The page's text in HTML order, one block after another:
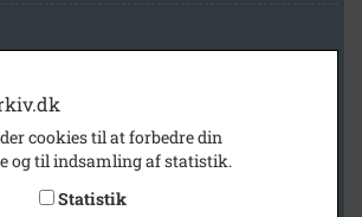
cookies til at forbedre din
og til indsamling af statistik.
Statistik